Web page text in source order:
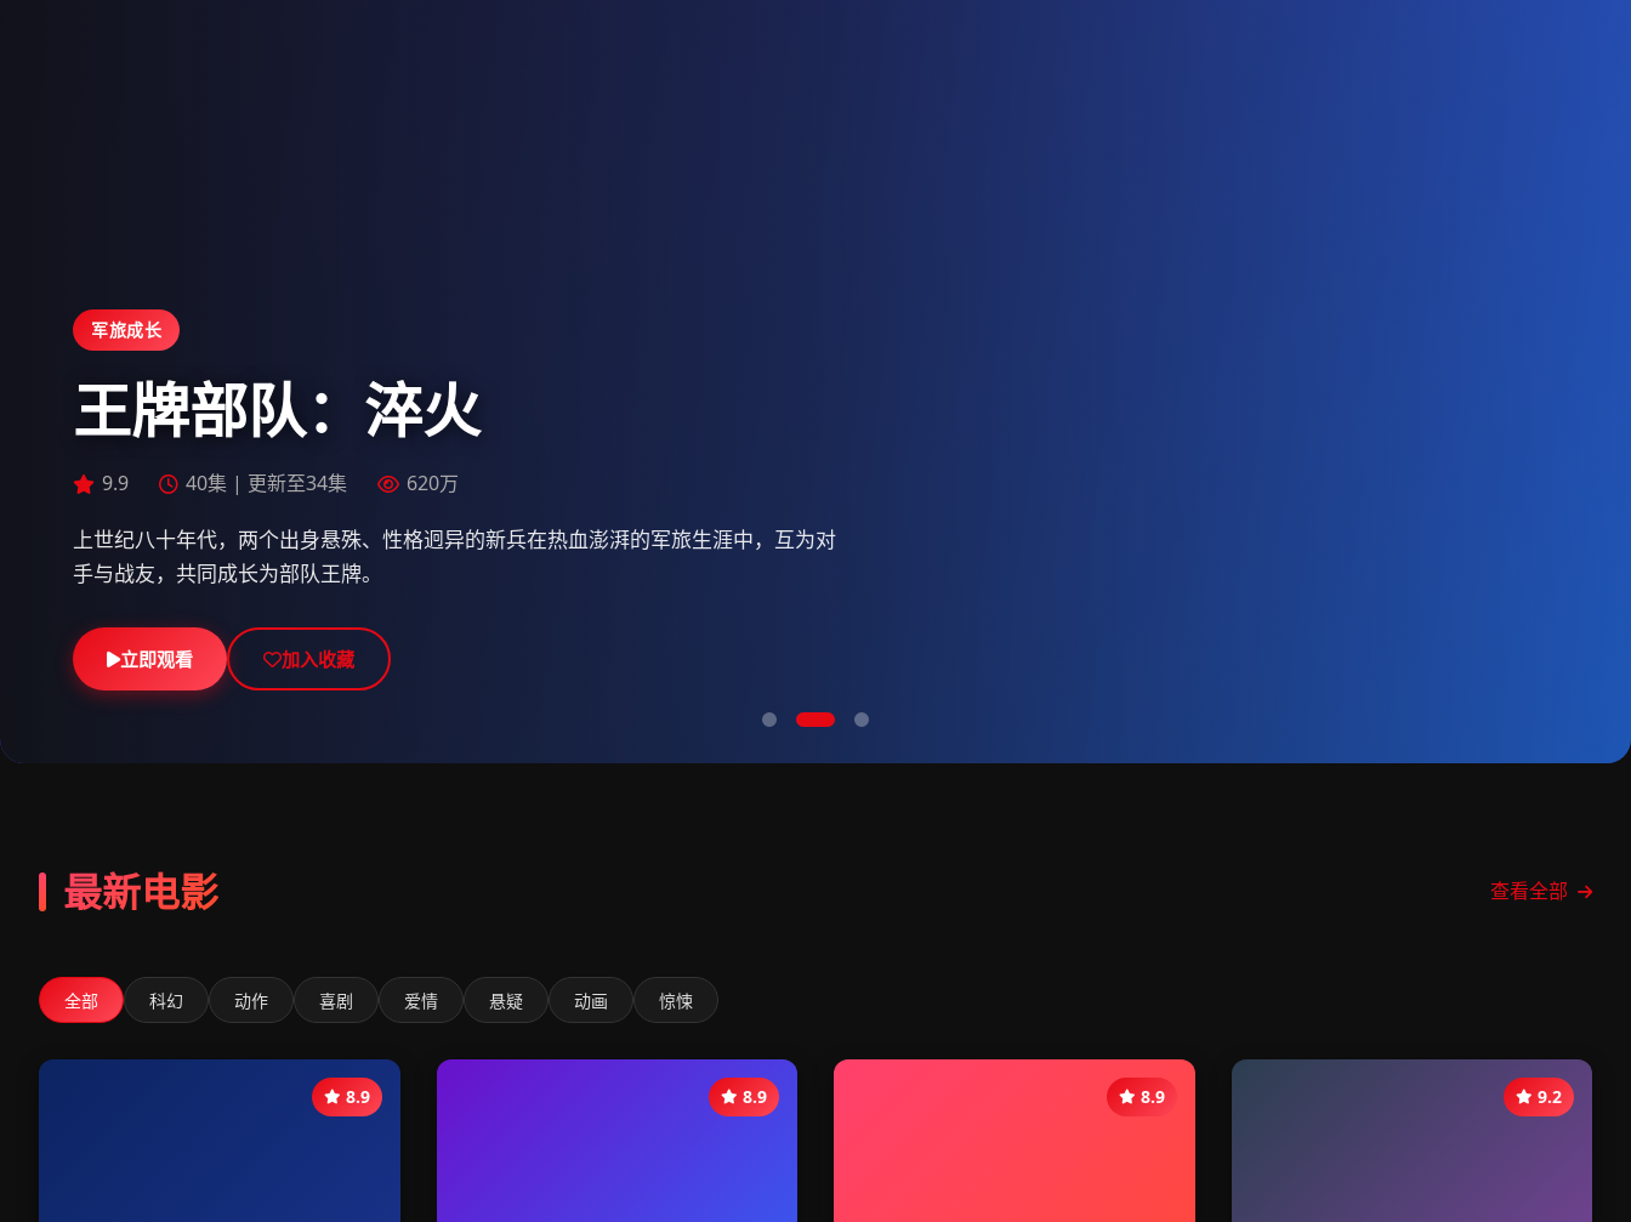
9.5 30集 | 更新至23集 617万
立即观看 加入收藏
军旅成长
王牌部队：淬火
9.9 40集 | 更新至34集 620万
上世纪八十年代，两个出身悬殊、性格迥异的新兵在热血澎湃的军旅生涯中，互为对
手与战友，共同成长为部队王牌。
立即观看 加入收藏
9.6 34集 | 更新至27集 553万
立即观看 加入收藏
最新电影 查看全部
全部 科幻 动作 喜剧 爱情 悬疑 动画 惊悚
8.9 8.9 8.9 9.2